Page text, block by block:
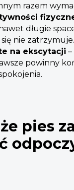
razem
długie
nie zatrzymuje.
na ekscytacji
powinny
pies